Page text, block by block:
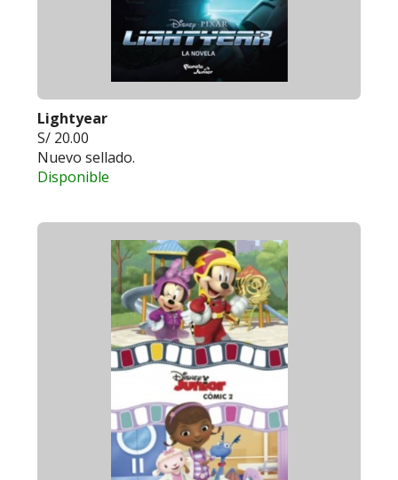
Lightyear
S/ 20.00
Nuevo sellado.
Disponible